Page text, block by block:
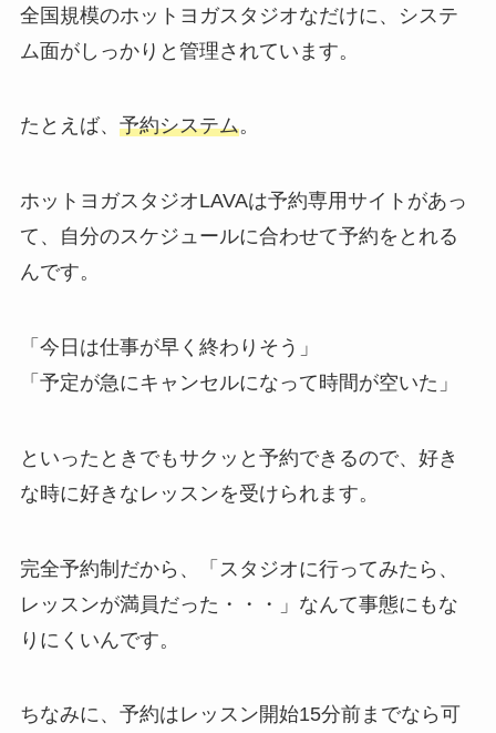
全国規模のホットヨガスタジオなだけに、システ
ム面がしっかりと管理されています。
たとえば、 予約システム。
ホットヨガスタジオLAVAは予約専用サイトがあっ
て、自分のスケジュールに合わせて予約をとれる
んです。
「今日は仕事が早く終わりそう」
「予定が急にキャンセルになって時間が空いた」
といったときでもサクッと予約できるので、好き
な時に好きなレッスンを受けられます。
完全予約制だから、
「スタジオに行ってみたら、
レッスンが満員だった・・・」 なんて事態にもな
りにくいんです。
ちなみに、予約はレッスン開始15分前までなら可